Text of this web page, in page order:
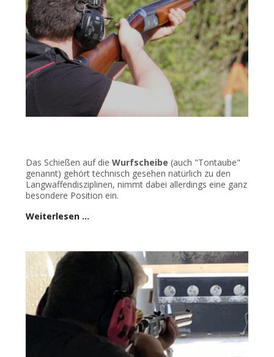
Das Schießen auf die Wurfscheibe (auch "Tontaube"
genannt) gehört technisch gesehen natürlich zu den
Langwaffendisziplinen, nimmt dabei allerdings eine ganz
besondere Position ein.
Weiterlesen …